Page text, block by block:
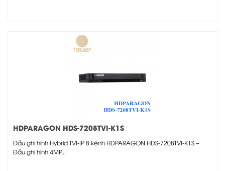
HDPARAGON HDS-7208TVI-K1S
Đầu ghi hình Hybrid TVI-IP 8 kênh HDPARAGON HDS-7208TVI-K1S –
Đầu ghi hình 4MP...